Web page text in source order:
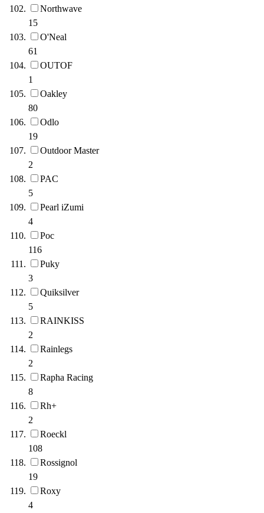
Northwave
15
O'Neal
61
OUTOF
1
Oakley
80
Odlo
19
Outdoor Master
2
PAC
5
Pearl iZumi
4
Poc
116
Puky
3
Quiksilver
5
RAINKISS
2
Rainlegs
2
Rapha Racing
8
Rh+
2
Roeckl
108
Rossignol
19
Roxy
4